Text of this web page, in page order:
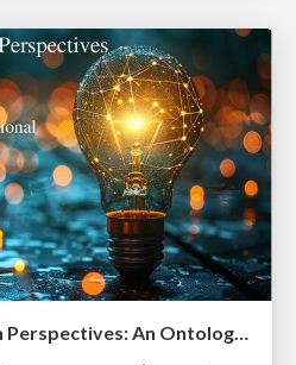
Organizational Design Perspectives: An Ontology of Organizational Design Elements